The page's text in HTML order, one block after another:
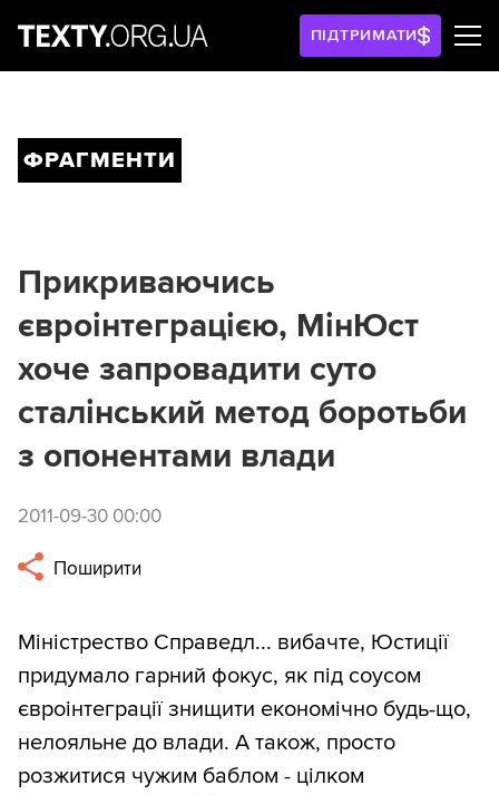
ПІДТРИМАТИ
ФРАГМЕНТИ
Прикриваючись
євроінтеграцією, МінЮст
хоче запровадити суто
сталінський метод боротьби
з опонентами влади
2011-09-30 00:00
Поширити
Міністрество Справедл... вибачте, Юстиції
придумало гарний фокус, як під соусом
євроінтеграції знищити економічно будь-що,
нелояльне до влади. А також, просто
розжитися чужим баблом - цілком